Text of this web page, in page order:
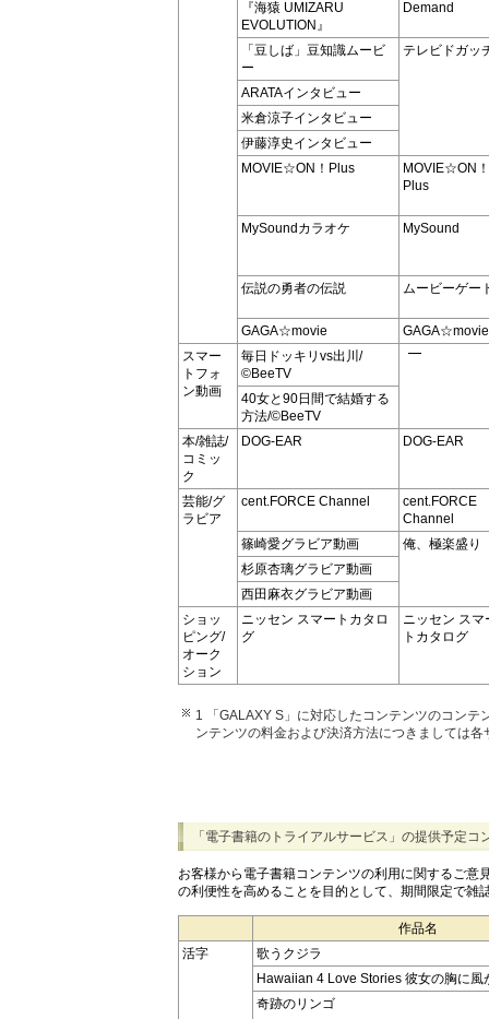
『海猿 UMIZARU
EVOLUTION』
Demand
「豆しば」豆知識ムービ
ー
テレビドガッ
ARATAインタビュー
米倉涼子インタビュー
伊藤淳史インタビュー
MOVIE☆ON！Plus
MOVIE☆ON！
Plus
MySoundカラオケ MySound
伝説の勇者の伝説 ムービーゲー
GAGA☆movie
GAGA☆movie
スマー
トフォ
ン動画
毎日ドッキリvs出川/
©BeeTV
40女と90日間で結婚する
方法/©BeeTV
本/雑誌/
コミッ
ク
DOG-EAR DOG-EAR
芸能/グ
ラビア
cent.FORCE Channel
cent.FORCE
Channel
篠崎愛グラビア動画
俺、極楽盛り
杉原杏璃グラビア動画
西田麻衣グラビア動画
ショッ
ピング/
オーク
ション
ニッセン スマートカタロ
グ
ニッセン スマ
トカタログ
1 「GALAXY S」に対応したコンテンツのコン
ンテンツの料金および決済方法につきましては
「電子書籍のトライアルサービス」の提供予定コ
お客様から電子書籍コンテンツの利用に関するご
の利便性を高めることを目的として、期間限定で雑
作品名
活字
歌うクジラ
Hawaiian 4 Love Stories 彼女の胸に風
奇跡のリンゴ